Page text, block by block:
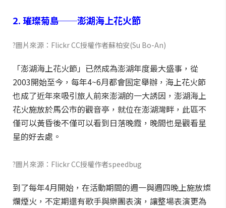
2. 璀璨菊島──澎湖海上花火節
?圖片來源：Flickr CC授權作者蘇柏安(Su Bo-An)
「澎湖海上花火節」已然成為澎湖年度最大盛事，從
2003開始至今，每年4~6月都會固定舉辦，海上花火節
也成了近年來吸引旅人前來澎湖的一大誘因，澎湖海上
花火施放於馬公市的觀音亭，就位在澎湖灣畔，此區不
僅可以黃昏後不僅可以看到日落晚霞，晚間也是觀看星
星的好去處。
?圖片來源：Flickr CC授權作者speedbug
到了每年4月開始，在活動期間的週一與週四晚上施放燦
爛煙火，不定期還有歌手與樂團表演，讓整場表演更為